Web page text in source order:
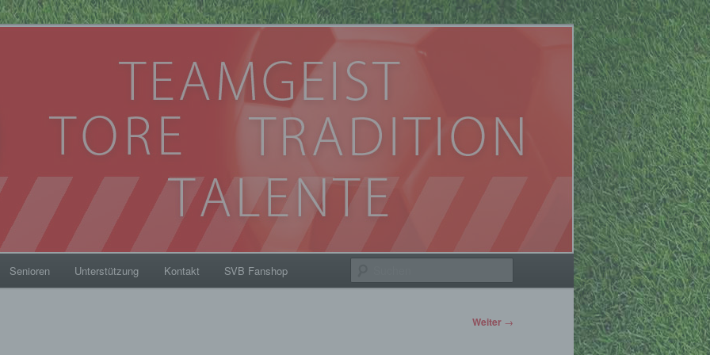
1912
Senioren Unterstützung Kontakt SVB Fanshop
Weiter →